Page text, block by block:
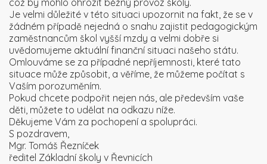
což by mohlo ohrozit běžný provoz školy.
Je velmi důležité v této situaci upozornit na fakt, že se v
žádném případě nejedná o snahu zajistit pedagogickým
zaměstnancům škol vyšší mzdy a velmi dobře si
uvědomujeme aktuální finanční situaci našeho státu.
Omlouváme se za případné nepříjemnosti, které tato
situace může způsobit, a věříme, že můžeme počítat s
Vaším porozuměním.
Pokud chcete podpořit nejen nás, ale především vaše
děti, můžete to udělat na odkazu níže.
Děkujeme Vám za pochopení a spolupráci.
S pozdravem,
Mgr. Tomáš Řezníček
ředitel Základní školy v Řevnicích